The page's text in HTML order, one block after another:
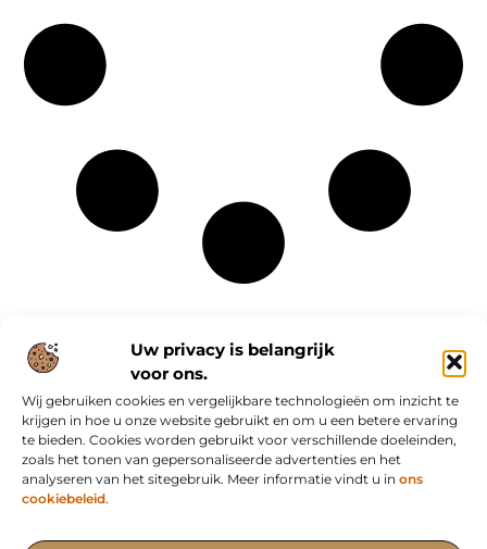
Uw privacy is belangrijk
voor ons.
Wij gebruiken cookies en vergelijkbare technologieën om inzicht te
krijgen in hoe u onze website gebruikt en om u een betere ervaring
te bieden. Cookies worden gebruikt voor verschillende doeleinden,
zoals het tonen van gepersonaliseerde advertenties en het
analyseren van het sitegebruik. Meer informatie vindt u in ons
cookiebeleid.
Het Portaal voor Blogs en Artikelen met Impact
Onze informatie